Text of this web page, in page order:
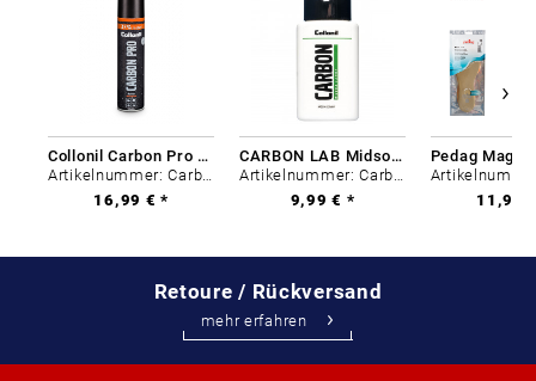
Collonil Carbon Pro 400 ml
16,99 € *
CARBON LAB Midsole Cleaner
9,99 € *
11,99
Retoure / Rückversand
mehr erfahren